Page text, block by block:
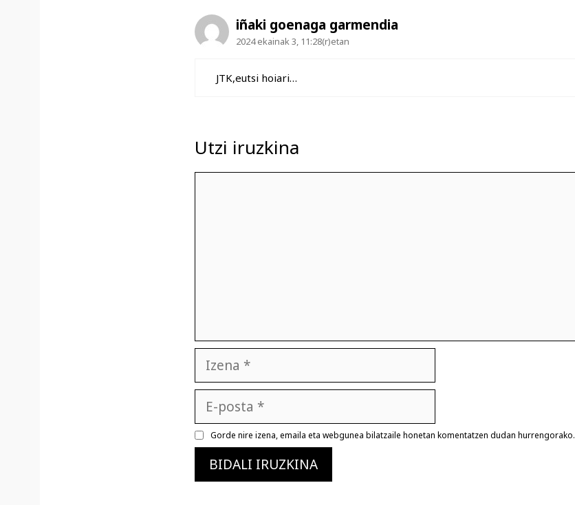
iñaki goenaga garmendia
2024 ekainak 3, 11:28(r)etan
JTK,eutsi hoiari…
Utzi iruzkina
Izena
posta
Gorde nire izena, emaila eta webgunea bilatzaile honetan komentatzen dudan hurrengorako.